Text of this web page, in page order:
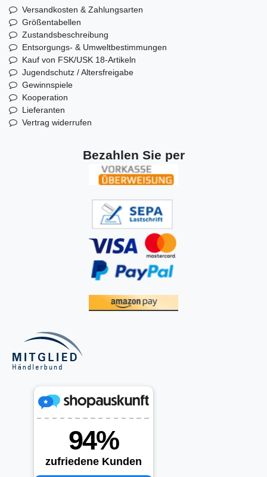
Versandkosten & Zahlungsarten
Größentabellen
Zustandsbeschreibung
Entsorgungs- & Umweltbestimmungen
Kauf von FSK/USK 18-Artikeln
Jugendschutz / Altersfreigabe
Gewinnspiele
Kooperation
Lieferanten
Vertrag widerrufen
Bezahlen Sie per